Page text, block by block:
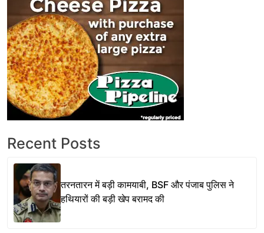
Recent Posts
तरनतारन में बड़ी कामयाबी, BSF और पंजाब पुलिस ने
हथियारों की बड़ी खेप बरामद की